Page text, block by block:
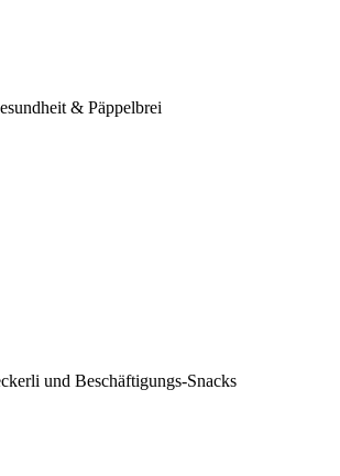
& Päppelbrei
und Beschäftigungs-Snacks